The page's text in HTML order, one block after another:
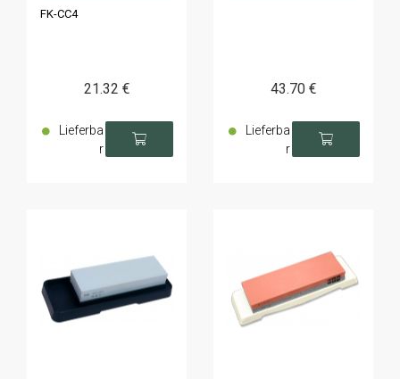
FK-CC4
21.32 €
Lieferba
r
43.70 €
Lieferba
r